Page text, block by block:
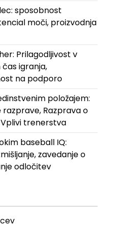
sposobnost
moči, proizvodnja
Prilagodljivost v
igranja,
na podporo
položajem:
razprave, Razprava o
trenerstva
baseball IQ:
zavedanje o
odločitev